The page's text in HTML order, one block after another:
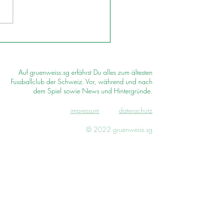
Auf gruenweiss.sg erfährst Du alles zum ältesten
Fussballclub der Schweiz. Vor, während und nach
dem Spiel sowie News und Hintergründe.
impressum datenschutz
© 2022 gruenweiss.sg